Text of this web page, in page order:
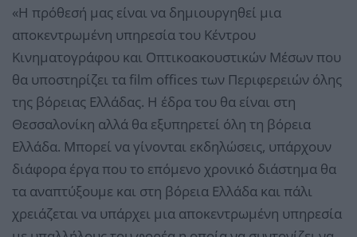
«Η πρόθεσή μας είναι να δημιουργηθεί μια
αποκεντρωμένη υπηρεσία του Κέντρου
Κινηματογράφου και Οπτικοακουστικών Μέσων που
θα υποστηρίζει τα film offices των Περιφερειών όλης
της βόρειας Ελλάδας. Η έδρα του θα είναι στη
Θεσσαλονίκη αλλά θα εξυπηρετεί όλη τη βόρεια
Ελλάδα. Μπορεί να γίνονται εκδηλώσεις, υπάρχουν
διάφορα έργα που το επόμενο χρονικό διάστημα θα
τα αναπτύξουμε και στη βόρεια Ελλάδα και πάλι
χρειάζεται να υπάρχει μια αποκεντρωμένη υπηρεσία